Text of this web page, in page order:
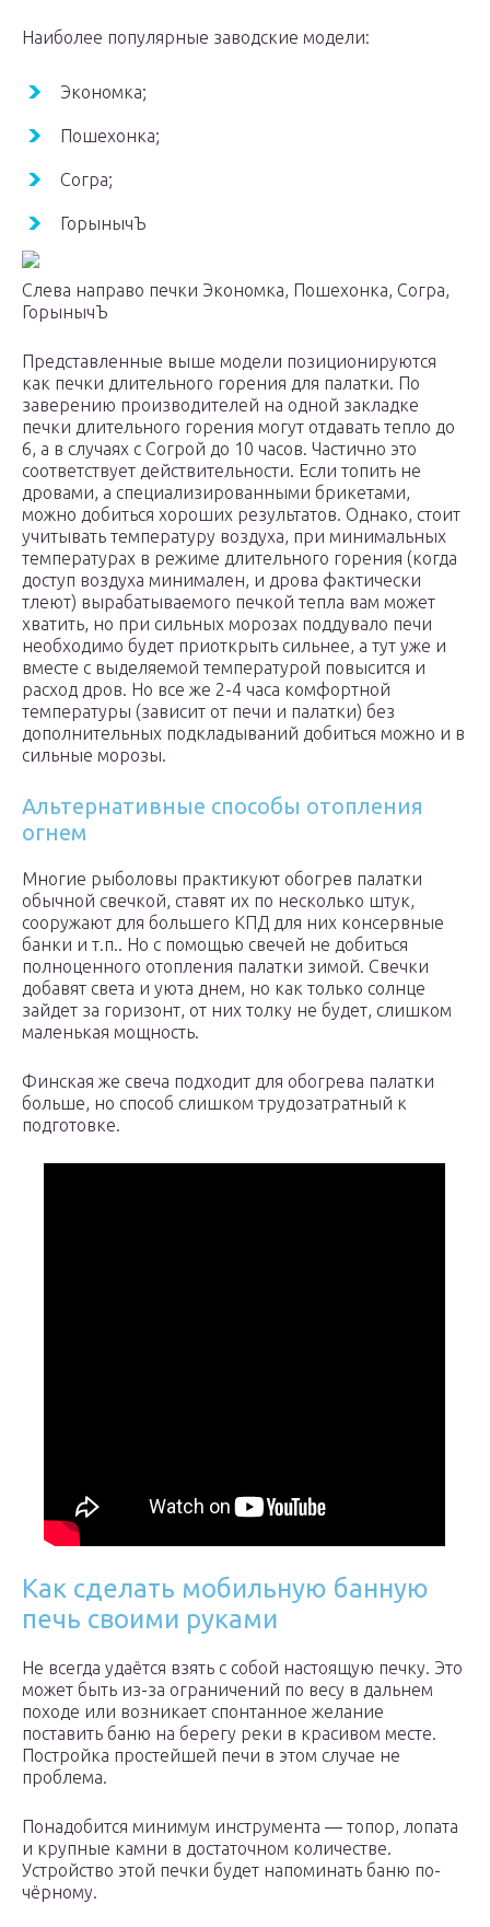
Наиболее популярные заводские модели:
Экономка;
Пошехонка;
Согра;
ГорынычЪ
Слева направо печки Экономка, Пошехонка, Согра,
ГорынычЪ
Представленные выше модели позиционируются
как печки длительного горения для палатки. По
заверению производителей на одной закладке
печки длительного горения могут отдавать тепло до
6, а в случаях с Согрой до 10 часов. Частично это
соответствует действительности. Если топить не
дровами, а специализированными брикетами,
можно добиться хороших результатов. Однако, стоит
учитывать температуру воздуха, при минимальных
температурах в режиме длительного горения (когда
доступ воздуха минимален, и дрова фактически
тлеют) вырабатываемого печкой тепла вам может
хватить, но при сильных морозах поддувало печи
необходимо будет приоткрыть сильнее, а тут уже и
вместе с выделяемой температурой повысится и
расход дров. Но все же 2-4 часа комфортной
температуры (зависит от печи и палатки) без
дополнительных подкладываний добиться можно и в
сильные морозы.
Альтернативные способы отопления
огнем
Многие рыболовы практикуют обогрев палатки
обычной свечкой, ставят их по несколько штук,
сооружают для большего КПД для них консервные
банки и т.п.. Но с помощью свечей не добиться
полноценного отопления палатки зимой. Свечки
добавят света и уюта днем, но как только солнце
зайдет за горизонт, от них толку не будет, слишком
маленькая мощность.
Финская же свеча подходит для обогрева палатки
больше, но способ слишком трудозатратный к
подготовке.
Как сделать мобильную банную
печь своими руками
Не всегда удаётся взять с собой настоящую печку. Это
может быть из-за ограничений по весу в дальнем
походе или возникает спонтанное желание
поставить баню на берегу реки в красивом месте.
Постройка простейшей печи в этом случае не
проблема.
Понадобится минимум инструмента — топор, лопата
и крупные камни в достаточном количестве.
Устройство этой печки будет напоминать баню по-
чёрному.